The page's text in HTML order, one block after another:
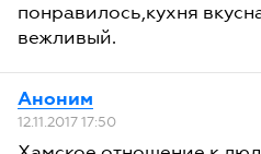
понравилось,кухня
вежливый.
Аноним
12.11.2017 17:50